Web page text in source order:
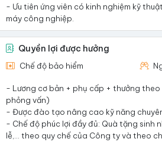
- Ưu tiên ứng viên có kinh nghiệm kỹ
máy công nghiệp.
Quyền lợi được hưởng
Chế độ bảo hiểm
- Lương cơ bản + phụ cấp + thưởng
phỏng vấn)
- Được đào tạo nâng cao kỹ năng
- Chế độ phúc lợi đầy đủ: Quà tặng sinh
lễ,... theo quy chế của Công ty và theo